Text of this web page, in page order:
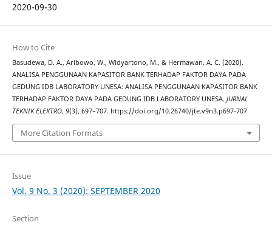
2020-09-30
How to Cite
Basudewa, D. A., Aribowo, W., Widyartono, M., & Hermawan, A. C. (2020).
ANALISA PENGGUNAAN KAPASITOR BANK TERHADAP FAKTOR DAYA PADA
GEDUNG IDB LABORATORY UNESA: ANALISA PENGGUNAAN KAPASITOR BANK
TERHADAP FAKTOR DAYA PADA GEDUNG IDB LABORATORY UNESA. JURNAL
TEKNIK ELEKTRO, 9(3), 697–707. https://doi.org/10.26740/jte.v9n3.p697-707
More Citation Formats
Issue
Vol. 9 No. 3 (2020): SEPTEMBER 2020
Section